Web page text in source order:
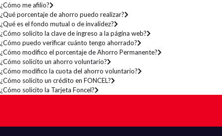
¿Cómo me afilio?
¿Qué porcentaje de ahorro puedo realizar?
¿Qué es el fondo mutual o de invalidez?
¿Cómo solicito la clave de ingreso a la página web?
¿Cómo puedo verificar cuánto tengo ahorrado?
¿Cómo modifico el porcentaje de Ahorro Permanente?
¿Cómo solicito un ahorro voluntario?
¿Cómo modifico la cuota del ahorro voluntario?
¿Cómo solicito un crédito en FONCEL?
¿Cómo solicito la Tarjeta Foncel?